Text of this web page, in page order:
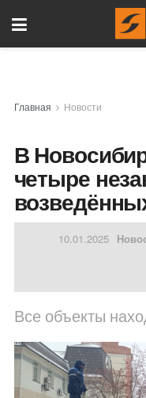
Главная Новости
В
четыре
10.01.2025
Все объекты